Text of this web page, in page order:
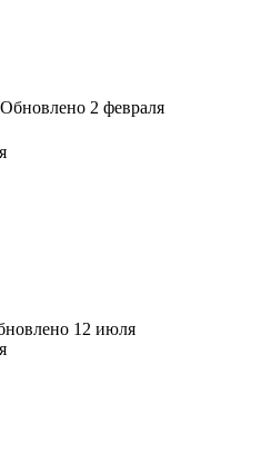
Обновлено 2 февраля
12 июля